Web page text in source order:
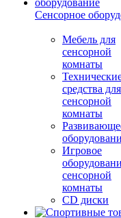
Сенсорное
Мебель для
сенсорной
комнаты
средства для
сенсорной
комнаты
Игровое
сенсорной
комнаты
CD диски